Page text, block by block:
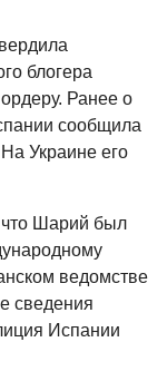
блогера
Ранее о
сообщила
Украине его
Шарий был
ведомстве
сведения
Испании